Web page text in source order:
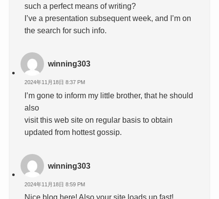
such a perfect means of writing?
I’ve a presentation subsequent week, and I’m on
the search for such info.
winning303
2024年11月18日 8:37 PM
I’m gone to inform my little brother, that he should
also
visit this web site on regular basis to obtain
updated from hottest gossip.
winning303
2024年11月18日 8:59 PM
Nice blog here! Also your site loads up fast!